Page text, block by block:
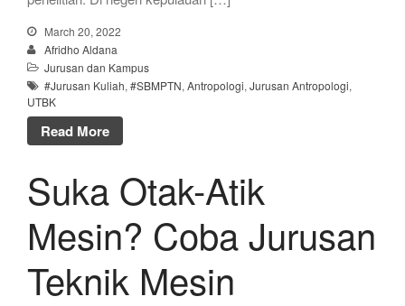
March 20, 2022
Afridho Aldana
Jurusan dan Kampus
#Jurusan Kuliah, #SBMPTN, Antropologi, Jurusan Antropologi,
UTBK
Read More
Suka Otak-Atik
Mesin? Coba Jurusan
Teknik Mesin